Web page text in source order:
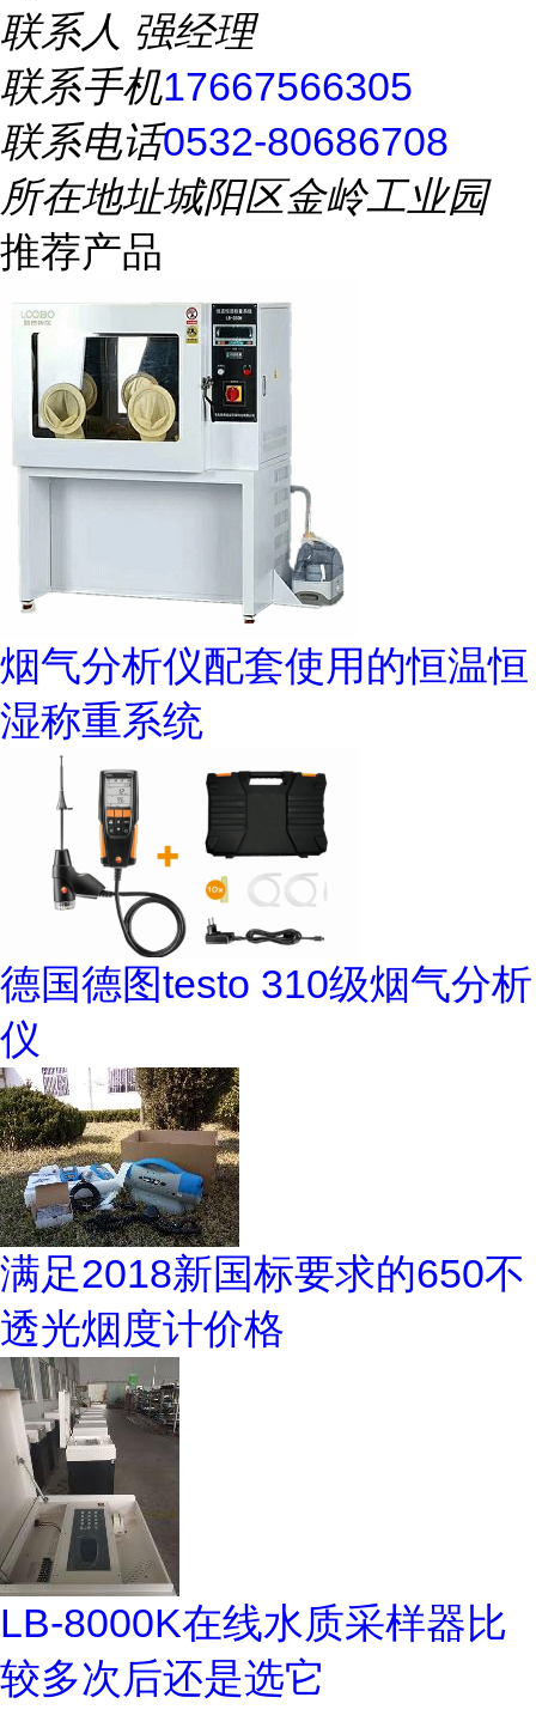
联系人 强经理
联系手机17667566305
联系电话0532-80686708
所在地址城阳区金岭工业园
推荐产品
烟气分析仪配套使用的恒温恒
湿称重系统
德国德图testo 310级烟气分析
仪
满足2018新国标要求的650不
透光烟度计价格
LB-8000K在线水质采样器比
较多次后还是选它